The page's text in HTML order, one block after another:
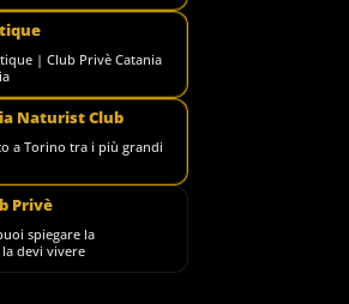
| Club Privè Catania
Naturist Club
a Torino tra i più grandi
Privè
spiegare la
devi vivere